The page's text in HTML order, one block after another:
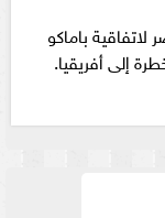
لاتفاقية باماكو
إلى أفريقيا.